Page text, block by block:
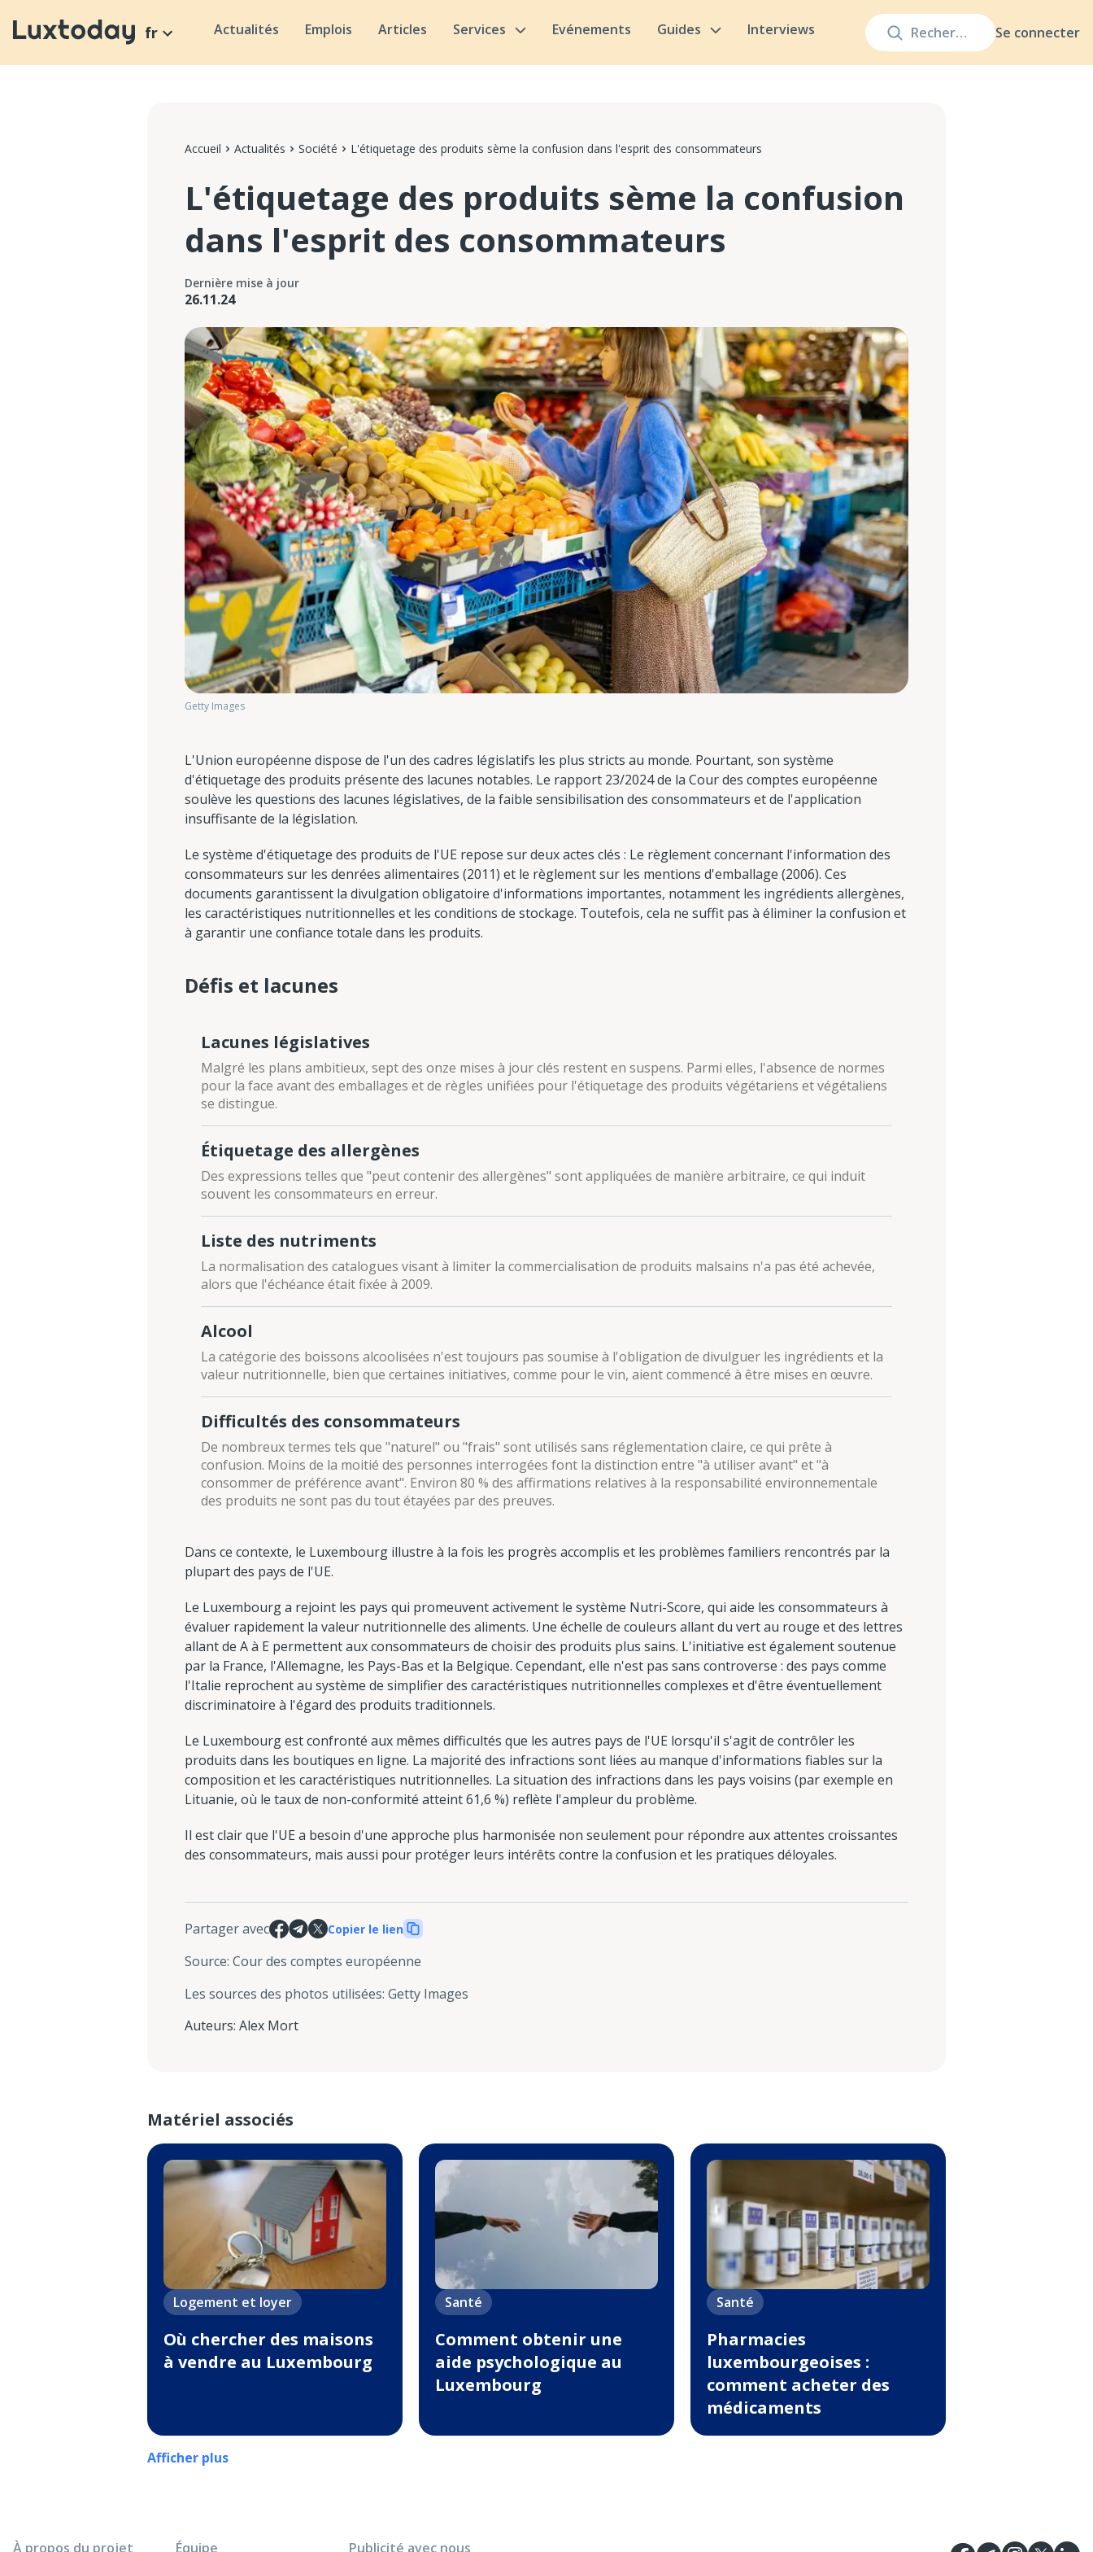
Se connecter
fr Actualités Emplois Articles Services Evénements Guides Interviews
Accueil Actualités Société L'étiquetage des produits sème la confusion dans l'esprit des consommateurs
L'étiquetage des produits sème la confusion
dans l'esprit des consommateurs
Dernière mise à jour
26.11.24
Getty Images
L'Union européenne dispose de l'un des cadres législatifs les plus stricts au monde. Pourtant, son système
d'étiquetage des produits présente des lacunes notables. Le rapport 23/2024 de la Cour des comptes européenne
soulève les questions des lacunes législatives, de la faible sensibilisation des consommateurs et de l'application
insuffisante de la législation.
Le système d'étiquetage des produits de l'UE repose sur deux actes clés : Le règlement concernant l'information des
consommateurs sur les denrées alimentaires (2011) et le règlement sur les mentions d'emballage (2006). Ces
documents garantissent la divulgation obligatoire d'informations importantes, notamment les ingrédients allergènes,
les caractéristiques nutritionnelles et les conditions de stockage. Toutefois, cela ne suffit pas à éliminer la confusion et
à garantir une confiance totale dans les produits.
Défis et lacunes
Lacunes législatives
Malgré les plans ambitieux, sept des onze mises à jour clés restent en suspens. Parmi elles, l'absence de normes
pour la face avant des emballages et de règles unifiées pour l'étiquetage des produits végétariens et végétaliens
se distingue.
Étiquetage des allergènes
Des expressions telles que "peut contenir des allergènes" sont appliquées de manière arbitraire, ce qui induit
souvent les consommateurs en erreur.
Liste des nutriments
La normalisation des catalogues visant à limiter la commercialisation de produits malsains n'a pas été achevée,
alors que l'échéance était fixée à 2009.
Alcool
La catégorie des boissons alcoolisées n'est toujours pas soumise à l'obligation de divulguer les ingrédients et la
valeur nutritionnelle, bien que certaines initiatives, comme pour le vin, aient commencé à être mises en œuvre.
Difficultés des consommateurs
De nombreux termes tels que "naturel" ou "frais" sont utilisés sans réglementation claire, ce qui prête à
confusion. Moins de la moitié des personnes interrogées font la distinction entre "à utiliser avant" et "à
consommer de préférence avant". Environ 80 % des affirmations relatives à la responsabilité environnementale
des produits ne sont pas du tout étayées par des preuves.
Dans ce contexte, le Luxembourg illustre à la fois les progrès accomplis et les problèmes familiers rencontrés par la
plupart des pays de l'UE.
Le Luxembourg a rejoint les pays qui promeuvent activement le système Nutri-Score, qui aide les consommateurs à
évaluer rapidement la valeur nutritionnelle des aliments. Une échelle de couleurs allant du vert au rouge et des lettres
allant de A à E permettent aux consommateurs de choisir des produits plus sains. L'initiative est également soutenue
par la France, l'Allemagne, les Pays-Bas et la Belgique. Cependant, elle n'est pas sans controverse : des pays comme
l'Italie reprochent au système de simplifier des caractéristiques nutritionnelles complexes et d'être éventuellement
discriminatoire à l'égard des produits traditionnels.
Le Luxembourg est confronté aux mêmes difficultés que les autres pays de l'UE lorsqu'il s'agit de contrôler les
produits dans les boutiques en ligne. La majorité des infractions sont liées au manque d'informations fiables sur la
composition et les caractéristiques nutritionnelles. La situation des infractions dans les pays voisins (par exemple en
Lituanie, où le taux de non-conformité atteint 61,6 %) reflète l'ampleur du problème.
Il est clair que l'UE a besoin d'une approche plus harmonisée non seulement pour répondre aux attentes croissantes
des consommateurs, mais aussi pour protéger leurs intérêts contre la confusion et les pratiques déloyales.
Partager avec Copier le lien
Source: Cour des comptes européenne
Les sources des photos utilisées: Getty Images
Auteurs: Alex Mort
Matériel associés
Logement et loyer
Où chercher des maisons
à vendre au Luxembourg
Santé
Comment obtenir une
aide psychologique au
Luxembourg
Santé
Pharmacies
luxembourgeoises :
comment acheter des
médicaments
Afficher plus
À propos du projet Équipe Publicité avec nous